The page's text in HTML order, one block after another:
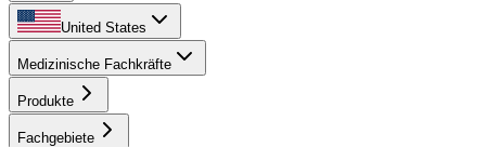
United States
Medizinische Fachkräfte
Produkte
Fachgebiete